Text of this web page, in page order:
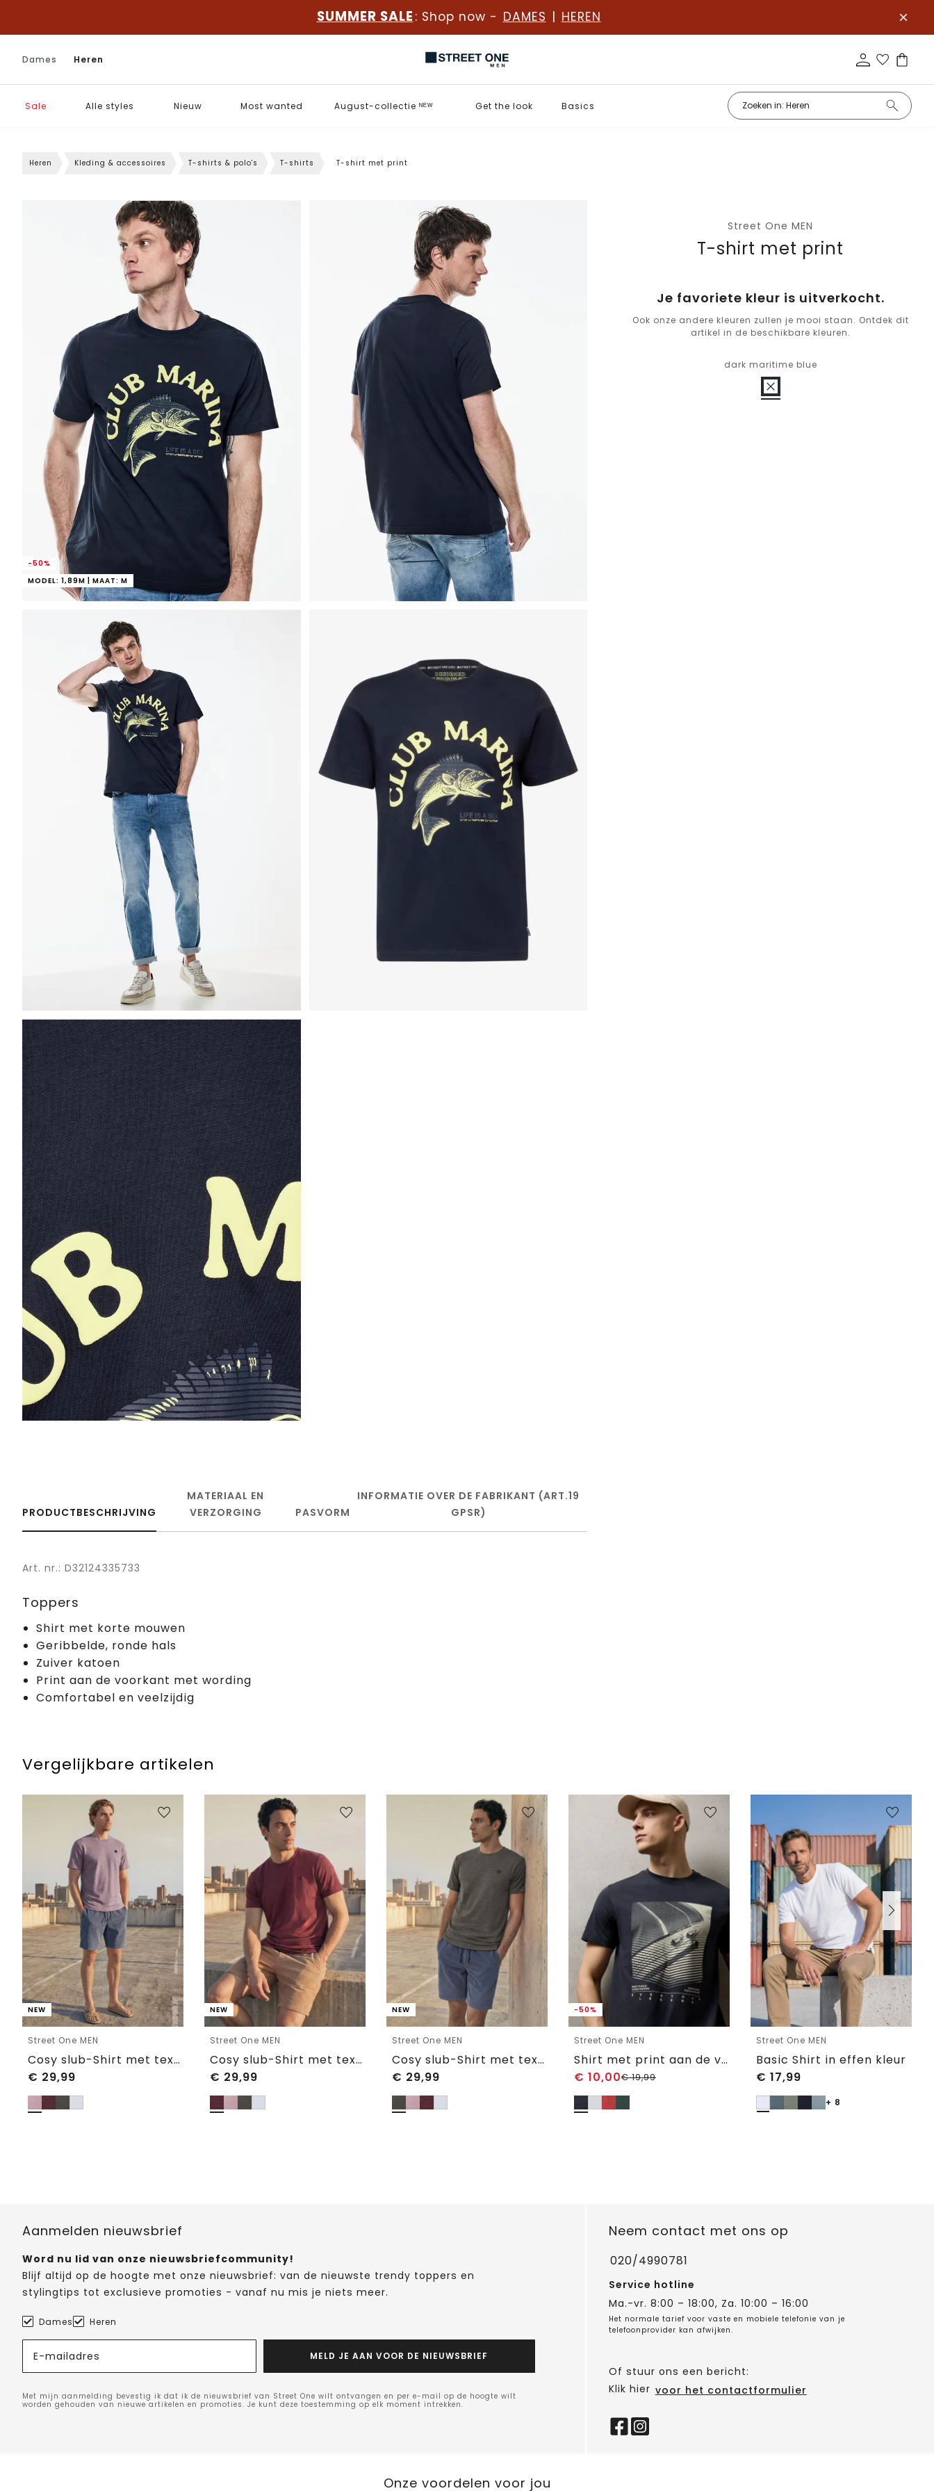
SUMMER SALE : Shop now - DAMES | HEREN
Dames Heren
Sale Alle styles Nieuw Most wanted August-collectie ᴺᴱᵂ Get the look Basics
Heren Kleding & accessoires T-shirts & polo's T-shirts T-shirt met print
-50%
MODEL: 1,89M | MAAT: M
Street One MEN
T-shirt met print
Je favoriete kleur is uitverkocht.
Ook onze andere kleuren zullen je mooi staan. Ontdek dit
artikel in de beschikbare kleuren.
dark maritime blue
PRODUCTBESCHRIJVING
MATERIAAL EN
VERZORGING
PASVORM
INFORMATIE OVER DE FABRIKANT (ART.19
GPSR)
Art. nr.: D32124335733
Toppers
Shirt met korte mouwen
Geribbelde, ronde hals
Zuiver katoen
Print aan de voorkant met wording
Comfortabel en veelzijdig
Vergelijkbare artikelen
NEW
Street One MEN
Cosy slub-Shirt met textuur
€ 29,99
NEW
Street One MEN
Cosy slub-Shirt met textuur
€ 29,99
NEW
Street One MEN
Cosy slub-Shirt met textuur
€ 29,99
-50%
Street One MEN
Shirt met print aan de voorkant
€ 10,00€19,99
Street One MEN
Basic Shirt in effen kleur
€ 17,99
+ 8
Aanmelden nieuwsbrief
Word nu lid van onze nieuwsbriefcommunity!
Blijf altijd op de hoogte met onze nieuwsbrief: van de nieuwste trendy toppers en
stylingtips tot exclusieve promoties - vanaf nu mis je niets meer.
Dames Heren
E-mailadres MELD JE AAN VOOR DE NIEUWSBRIEF
Met mijn aanmelding bevestig ik dat ik de nieuwsbrief van Street One wilt ontvangen en per e-mail op de hoogte wilt
worden gehouden van nieuwe artikelen en promoties. Je kunt deze toestemming op elk moment intrekken.
Neem contact met ons op
020/4990781
Service hotline
Ma.-vr. 8:00 – 18:00, Za. 10:00 – 16:00
Het normale tarief voor vaste en mobiele telefonie van je
telefoonprovider kan afwijken.
Of stuur ons een bericht:
Klik hier voor het contactformulier
Onze voordelen voor jou